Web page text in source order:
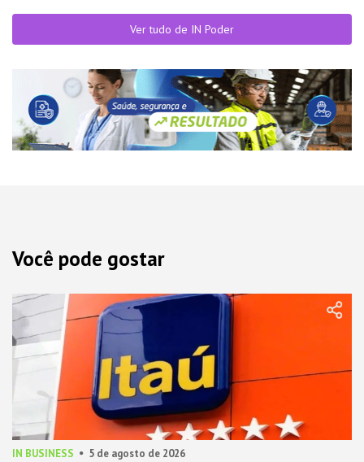
Ver tudo de IN Poder
Você pode gostar
IN BUSINESS 5 de agosto de 2026